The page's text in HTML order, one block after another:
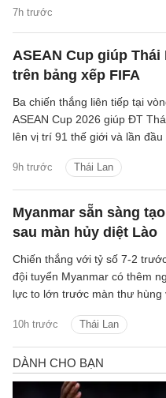
7h trước
đã gặp trước đó.
ASEAN Cup giúp
trên bảng xếp FIFA
9h trước Thái Lan
Ba chiến thắng liên tiếp tại
ASEAN Cup 2026 giúp ĐT
lên vị trí 91 thế giới và lần
Myanmar sẵn sàng
sau màn hủy diệt Lào
10h trước Thái Lan
Chiến thắng với tỷ số 7-2
đội tuyển Myanmar có thêm
lực to lớn trước màn thư hùng